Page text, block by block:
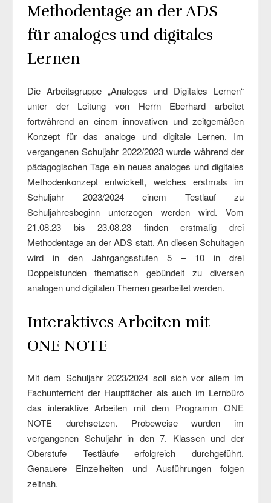
Methodentage an der ADS
für analoges und digitales
Lernen
Die Arbeitsgruppe „Analoges und Digitales Lernen“
unter der Leitung von Herrn Eberhard arbeitet
fortwährend an einem innovativen und zeitgemäßen
Konzept für das analoge und digitale Lernen. Im
vergangenen Schuljahr 2022/2023 wurde während der
pädagogischen Tage ein neues analoges und digitales
Methodenkonzept entwickelt, welches erstmals im
Schuljahr 2023/2024 einem Testlauf zu
Schuljahresbeginn unterzogen werden wird. Vom
21.08.23 bis 23.08.23 finden erstmalig drei
Methodentage an der ADS statt. An diesen Schultagen
wird in den Jahrgangsstufen 5 – 10 in drei
Doppelstunden thematisch gebündelt zu diversen
analogen und digitalen Themen gearbeitet werden.
Interaktives Arbeiten mit
ONE NOTE
Mit dem Schuljahr 2023/2024 soll sich vor allem im
Fachunterricht der Hauptfächer als auch im Lernbüro
das interaktive Arbeiten mit dem Programm ONE
NOTE durchsetzen. Probeweise wurden im
vergangenen Schuljahr in den 7. Klassen und der
Oberstufe Testläufe erfolgreich durchgeführt.
Genauere Einzelheiten und Ausführungen folgen
zeitnah.